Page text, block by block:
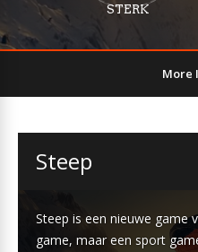
STERK
More
Steep
Steep is een nieuwe game
game, maar een sport